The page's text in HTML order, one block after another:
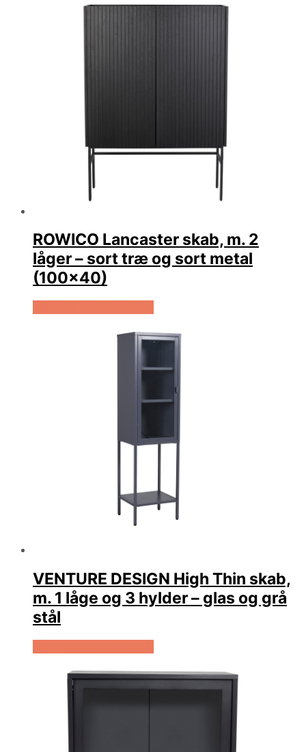
ROWICO Lancaster skab, m. 2
låger – sort træ og sort metal
(100×40)
VENTURE DESIGN High Thin skab,
m. 1 låge og 3 hylder – glas og grå
stål